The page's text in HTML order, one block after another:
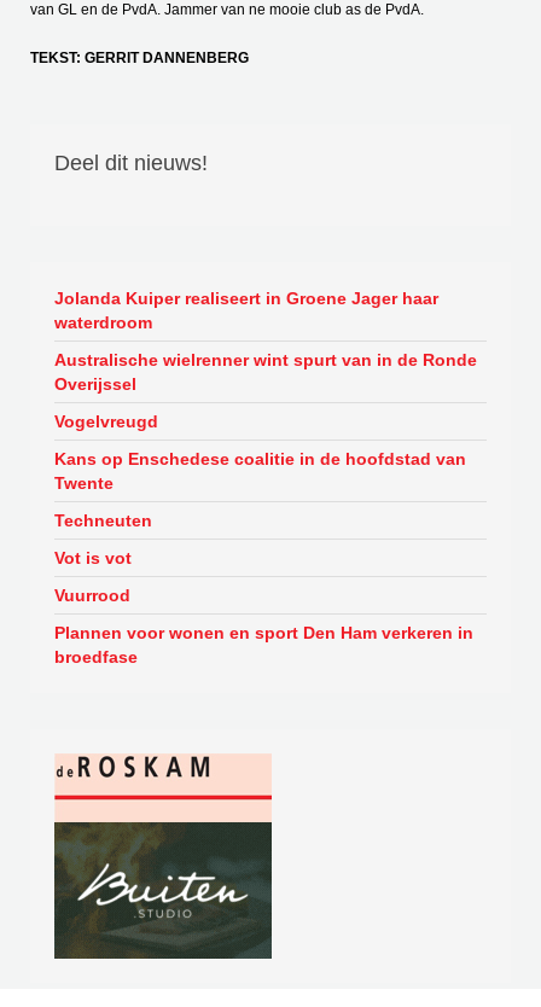
van GL en de PvdA. Jammer van ne mooie club as de PvdA.
TEKST: GERRIT DANNENBERG
Deel dit nieuws!
Jolanda Kuiper realiseert in Groene Jager haar
waterdroom
Australische wielrenner wint spurt van in de Ronde
Overijssel
Vogelvreugd
Kans op Enschedese coalitie in de hoofdstad van
Twente
Techneuten
Vot is vot
Vuurrood
Plannen voor wonen en sport Den Ham verkeren in
broedfase